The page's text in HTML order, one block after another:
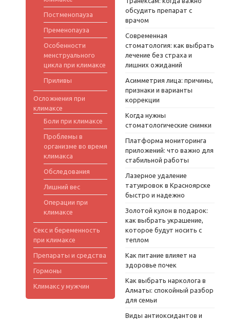
Постменопауза
Пременопауза
Особенности
менструального
цикла при климаксе
Приливы
Осложнения при
климаксе
Боли при климаксе
Проблемы в
организме во время
климакса
Обследования
Лишний вес
Операции при
климаксе
Секс и беременность
при климаксе
Препараты и средства
Гормоны
Климакс у мужчин
обсудить препарат с
врачом
Современная
стоматология: как выбрать
лечение без страха и
лишних ожиданий
Асимметрия лица: причины,
признаки и варианты
коррекции
Когда нужны
стоматологические снимки
Платформа мониторинга
приложений: что важно для
стабильной работы
Лазерное удаление
татуировок в Красноярске
быстро и надежно
Золотой кулон в подарок:
как выбрать украшение,
которое будут носить с
теплом
Как питание влияет на
здоровье почек
Как выбрать нарколога в
Алматы: спокойный разбор
для семьи
Виды антиоксидантов и